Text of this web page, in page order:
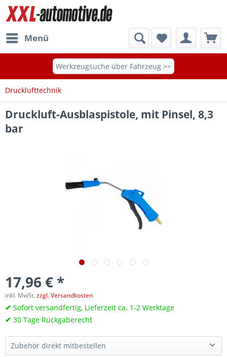
Menü
Werkzeugsuche über Fahrzeug >>
Drucklufttechnik
Druckluft-Ausblaspistole, mit Pinsel, 8,3
bar
17,96 € *
inkl. MwSt.zzgl. Versandkosten
✔ Sofort versandfertig, Lieferzeit ca. 1-2 Werktage
✔ 30 Tage Rückgaberecht
Zubehör direkt mitbestellen